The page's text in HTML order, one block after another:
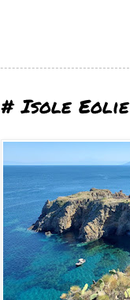
# Isole Eolie